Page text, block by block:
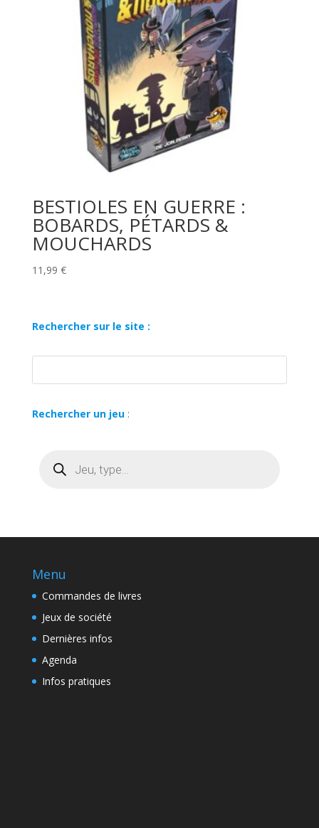
BESTIOLES EN GUERRE :
BOBARDS, PÉTARDS &
MOUCHARDS
11,99 €
Rechercher sur le site :
Rechercher un jeu:
produits
Menu
Commandes de livres
Jeux de société
Dernières infos
Agenda
Infos pratiques